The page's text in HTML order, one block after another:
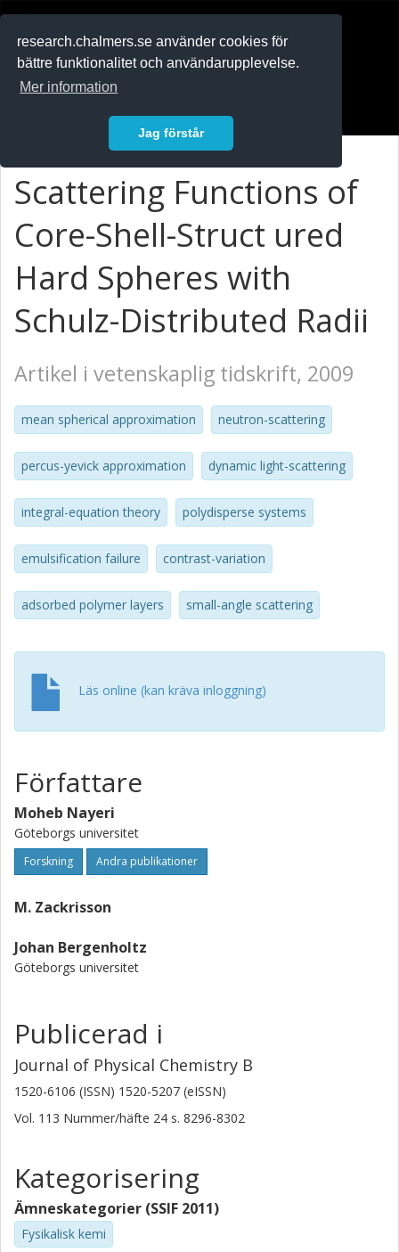
research.chalmers.se använder cookies för
bättre funktionalitet och användarupplevelse.
Mer information
Jag förstår
Scattering Functions of
Core-Shell-Struct ured
Hard Spheres with
Schulz-Distributed Radii
Artikel i vetenskaplig tidskrift, 2009
mean spherical approximation neutron-scattering
percus-yevick approximation dynamic light-scattering
integral-equation theory polydisperse systems
emulsification failure contrast-variation
adsorbed polymer layers small-angle scattering
Läs online (kan kräva inloggning)
Författare
Moheb Nayeri
Göteborgs universitet
Forskning Andra publikationer
M. Zackrisson
Johan Bergenholtz
Göteborgs universitet
Publicerad i
Journal of Physical Chemistry B
1520-6106 (ISSN) 1520-5207 (eISSN)
Vol. 113 Nummer/häfte 24 s. 8296-8302
Kategorisering
Ämneskategorier (SSIF 2011)
Fysikalisk kemi